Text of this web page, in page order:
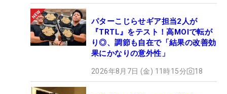
パターこじらせギア担当2人が
『TRTL』をテスト！高MOIで転が
り◎、調節も自在で「結果の改善効
果にかなりの意外性」
2026年8月7日 (金) 11時15分 18